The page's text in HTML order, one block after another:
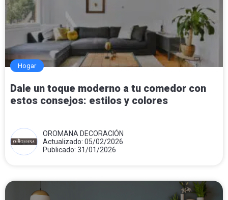
Hogar
Dale un toque moderno a tu comedor con
estos consejos: estilos y colores
OROMANA DECORACIÓN
Actualizado: 05/02/2026
Publicado: 31/01/2026